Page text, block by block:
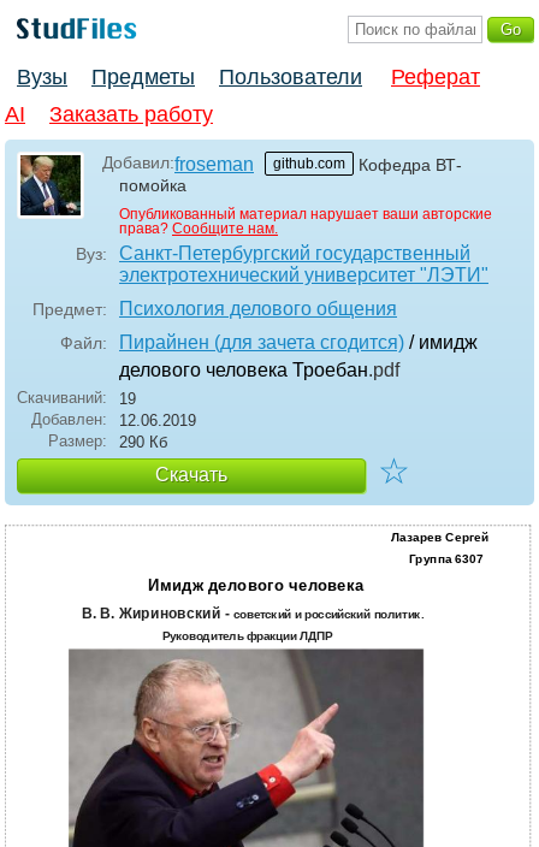
Вузы Предметы Пользователи
Реферат
AI
Заказать работу
Добавил:froseman github.com
Кофедра ВТ-
помойка
Опубликованный материал нарушает ваши авторские
права? Сообщите нам.
Вуз:
Санкт-Петербургский государственный
электротехнический университет "ЛЭТИ"
Предмет: Психология делового общения
Файл: Пирайнен (для зачета сгодится) / имидж
делового человека Троебан.pdf
Скачиваний:
19
Добавлен:
12.06.2019
Размер:
290 Кб
Скачать ☆
Лазарев Сергей
Группа 6307
Имидж делового человека
В. В. Жириновский -советский и российский политик.
Руководитель фракции ЛДПР